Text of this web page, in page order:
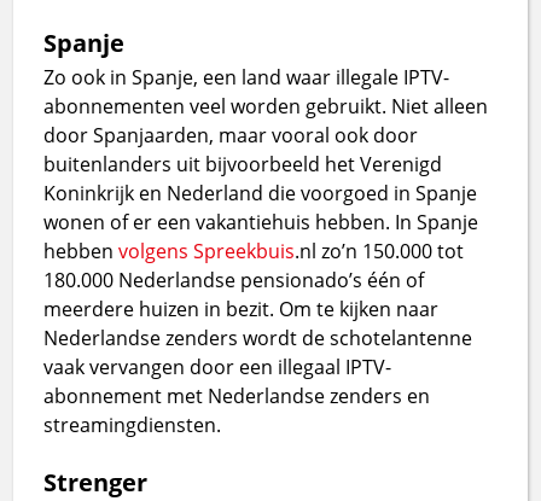
Spanje
Zo ook in Spanje, een land waar illegale IPTV-
abonnementen veel worden gebruikt. Niet alleen
door Spanjaarden, maar vooral ook door
buitenlanders uit bijvoorbeeld het Verenigd
Koninkrijk en Nederland die voorgoed in Spanje
wonen of er een vakantiehuis hebben. In Spanje
hebbenvolgensSpreekbuis.nl zo’n 150.000 tot
180.000 Nederlandse pensionado’s één of
meerdere huizen in bezit. Om te kijken naar
Nederlandse zenders wordt de schotelantenne
vaak vervangen door een illegaal IPTV-
abonnement met Nederlandse zenders en
streamingdiensten.
Strenger